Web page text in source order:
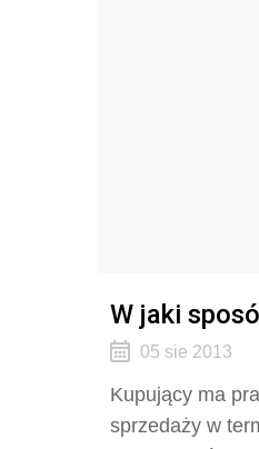
W jaki
05 sie 2013
Kupujący ma
sprzedaży w